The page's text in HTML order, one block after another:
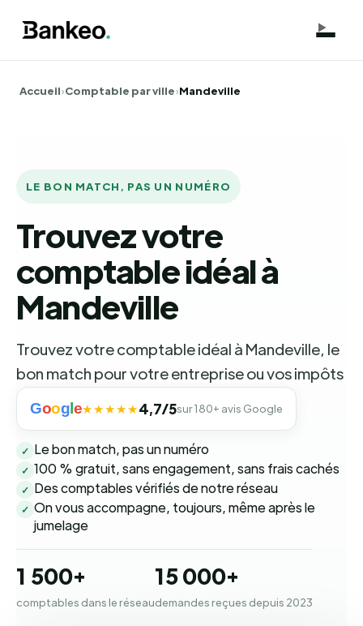
Accueil›Comptable par ville›Mandeville
LE BON MATCH, PAS UN NUMÉRO
Trouvez votre
comptable idéal à
Mandeville
Trouvez votre comptable idéal à Mandeville, le
bon match pour votre entreprise ou vos impôts
Goog e★★★★★4,7/5sur 180+ avis Google
✓ Le bon match, pas un numéro
✓ 100 % gratuit, sans engagement, sans frais cachés
✓ Des comptables vérifiés de notre réseau
✓ On vous accompagne, toujours, même après le
jumelage
1 500+
comptables dans le réseau
15 000+
demandes reçues depuis 2023